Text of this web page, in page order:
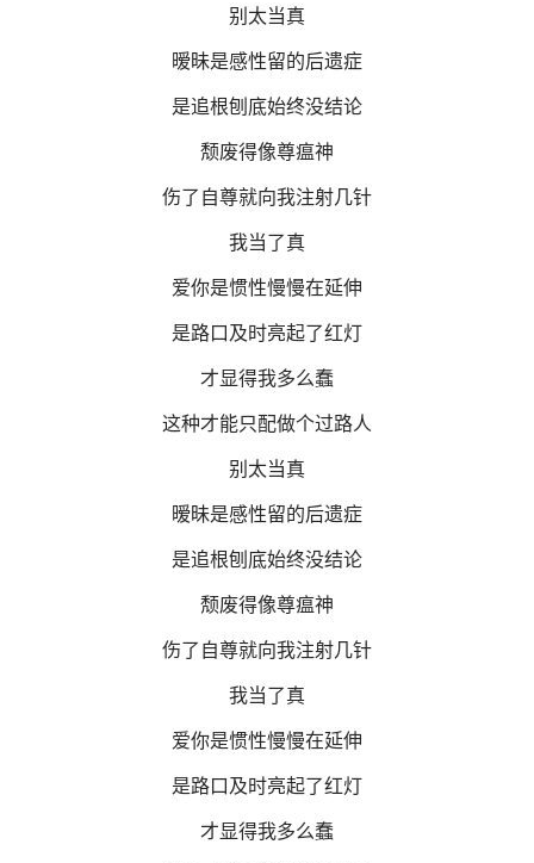
别太当真
暧昧是感性留的后遗症
是追根刨底始终没结论
颓废得像尊瘟神
伤了自尊就向我注射几针
我当了真
爱你是惯性慢慢在延伸
是路口及时亮起了红灯
才显得我多么蠢
这种才能只配做个过路人
别太当真
暧昧是感性留的后遗症
是追根刨底始终没结论
颓废得像尊瘟神
伤了自尊就向我注射几针
我当了真
爱你是惯性慢慢在延伸
是路口及时亮起了红灯
才显得我多么蠢